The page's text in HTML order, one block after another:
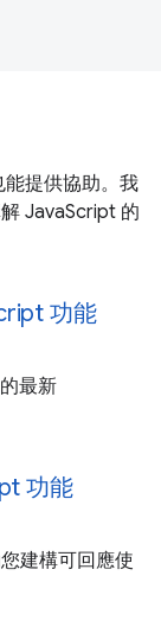
提供協助。我
JavaScript 的
功能
最新
功能
建構可回應使